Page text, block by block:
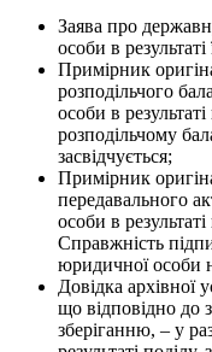
Заява про
особи в результаті
Примірник
розподільчого
особи в
розподільчому
засвідчується;
Примірник
передавального
особи в
Справжність
юридичної особи
Довідка архівної
що відповідно до
зберіганню, – у